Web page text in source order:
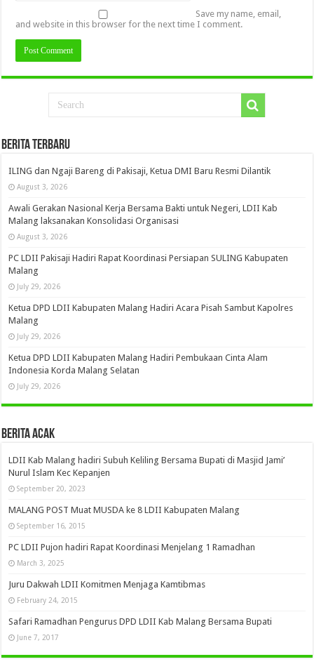
Save my name, email,
and website in this browser for the next time I comment.
Berita Terbaru
ILING dan Ngaji Bareng di Pakisaji, Ketua DMI Baru Resmi Dilantik
August 3, 2026
Awali Gerakan Nasional Kerja Bersama Bakti untuk Negeri, LDII Kab
Malang laksanakan Konsolidasi Organisasi
August 3, 2026
PC LDII Pakisaji Hadiri Rapat Koordinasi Persiapan SULING Kabupaten
Malang
July 29, 2026
Ketua DPD LDII Kabupaten Malang Hadiri Acara Pisah Sambut Kapolres
Malang
July 29, 2026
Ketua DPD LDII Kabupaten Malang Hadiri Pembukaan Cinta Alam
Indonesia Korda Malang Selatan
July 29, 2026
Berita Acak
LDII Kab Malang hadiri Subuh Keliling Bersama Bupati di Masjid Jami’
Nurul Islam Kec Kepanjen
September 20, 2023
MALANG POST Muat MUSDA ke 8 LDII Kabupaten Malang
September 16, 2015
PC LDII Pujon hadiri Rapat Koordinasi Menjelang 1 Ramadhan
March 3, 2025
Juru Dakwah LDII Komitmen Menjaga Kamtibmas
February 24, 2015
Safari Ramadhan Pengurus DPD LDII Kab Malang Bersama Bupati
June 7, 2017